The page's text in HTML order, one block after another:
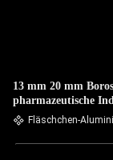
13 mm 20 mm
pharmazeutische
Fläschchen-